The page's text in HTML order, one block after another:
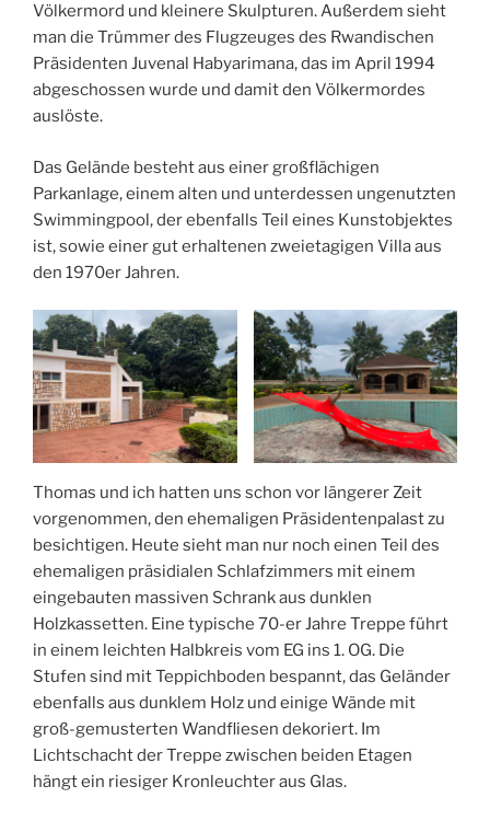
Völkermord und kleinere Skulpturen. Außerdem sieht
man die Trümmer des Flugzeuges des Rwandischen
Präsidenten Juvenal Habyarimana, das im April 1994
abgeschossen wurde und damit den Völkermordes
auslöste.
Das Gelände besteht aus einer großflächigen
Parkanlage, einem alten und unterdessen ungenutzten
Swimmingpool, der ebenfalls Teil eines Kunstobjektes
ist, sowie einer gut erhaltenen zweietagigen Villa aus
den 1970er Jahren.
Thomas und ich hatten uns schon vor längerer Zeit
vorgenommen, den ehemaligen Präsidentenpalast zu
besichtigen. Heute sieht man nur noch einen Teil des
ehemaligen präsidialen Schlafzimmers mit einem
eingebauten massiven Schrank aus dunklen
Holzkassetten. Eine typische 70-er Jahre Treppe führt
in einem leichten Halbkreis vom EG ins 1. OG. Die
Stufen sind mit Teppichboden bespannt, das Geländer
ebenfalls aus dunklem Holz und einige Wände mit
groß-gemusterten Wandfliesen dekoriert. Im
Lichtschacht der Treppe zwischen beiden Etagen
hängt ein riesiger Kronleuchter aus Glas.